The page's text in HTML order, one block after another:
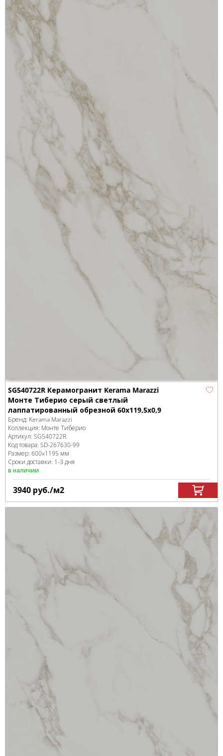
SG540722R Керамогранит Kerama Marazzi
Монте Тиберио серый светлый
лаппатированный обрезной 60x119,5x0,9
Бренд: Kerama Marazzi
Коллекция: Монте Тиберио
Артикул: SG540722R
Код товара: SD-267630-99
Размер: 600x1195 мм
Сроки доставки: 1-3 дня
в наличии
3940 руб./м2